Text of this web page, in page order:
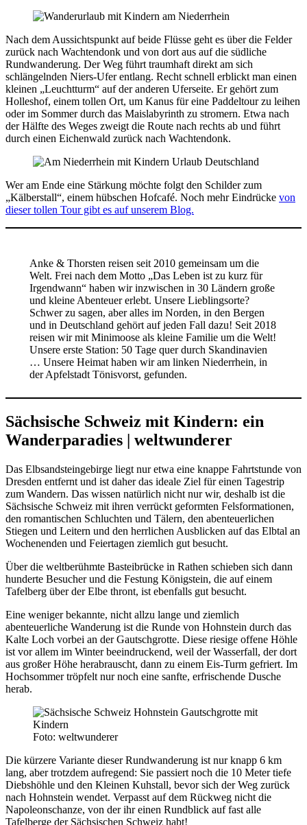
Nach dem Aussichtspunkt auf beide Flüsse geht es über die Felder
zurück nach Wachtendonk und von dort aus auf die südliche
Rundwanderung. Der Weg führt traumhaft direkt am sich
schlängelnden Niers-Ufer entlang. Recht schnell erblickt man einen
kleinen „Leuchtturm“ auf der anderen Uferseite. Er gehört zum
Holleshof, einem tollen Ort, um Kanus für eine Paddeltour zu leihen
oder im Sommer durch das Maislabyrinth zu stromern. Etwa nach
der Hälfte des Weges zweigt die Route nach rechts ab und führt
durch einen Eichenwald zurück nach Wachtendonk.
Wer am Ende eine Stärkung möchte folgt den Schilder zum
„Kälberstall“, einem hübschen Hofcafé. Noch mehr Eindrücke von
dieser tollen Tour gibt es auf unserem Blog.
Anke & Thorsten reisen seit 2010 gemeinsam um die
Welt. Frei nach dem Motto „Das Leben ist zu kurz für
Irgendwann“ haben wir inzwischen in 30 Ländern große
und kleine Abenteuer erlebt. Unsere Lieblingsorte?
Schwer zu sagen, aber alles im Norden, in den Bergen
und in Deutschland gehört auf jeden Fall dazu! Seit 2018
reisen wir mit Minimoose als kleine Familie um die Welt!
Unsere erste Station: 50 Tage quer durch Skandinavien
… Unsere Heimat haben wir am linken Niederrhein, in
der Apfelstadt Tönisvorst, gefunden.
Sächsische Schweiz mit Kindern: ein
Wanderparadies | weltwunderer
Das Elbsandsteingebirge liegt nur etwa eine knappe Fahrtstunde von
Dresden entfernt und ist daher das ideale Ziel für einen Tagestrip
zum Wandern. Das wissen natürlich nicht nur wir, deshalb ist die
Sächsische Schweiz mit ihren verrückt geformten Felsformationen,
den romantischen Schluchten und Tälern, den abenteuerlichen
Stiegen und Leitern und den herrlichen Ausblicken auf das Elbtal an
Wochenenden und Feiertagen ziemlich gut besucht.
Über die weltberühmte Basteibrücke in Rathen schieben sich dann
hunderte Besucher und die Festung Königstein, die auf einem
Tafelberg über der Elbe thront, ist ebenfalls gut besucht.
Eine weniger bekannte, nicht allzu lange und ziemlich
abenteuerliche Wanderung ist die Runde von Hohnstein durch das
Kalte Loch vorbei an der Gautschgrotte. Diese riesige offene Höhle
ist vor allem im Winter beeindruckend, weil der Wasserfall, der dort
aus großer Höhe herabrauscht, dann zu einem Eis-Turm gefriert. Im
Hochsommer tröpfelt nur noch eine sanfte, erfrischende Dusche
herab.
Foto: weltwunderer
Die kürzere Variante dieser Rundwanderung ist nur knapp 6 km
lang, aber trotzdem aufregend: Sie passiert noch die 10 Meter tiefe
Diebshöhle und den Kleinen Kuhstall, bevor sich der Weg zurück
nach Hohnstein wendet. Verpasst auf dem Rückweg nicht die
Napoleonschanze, von der ihr einen Rundblick auf fast alle
Tafelberge der Sächsischen Schweiz habt!